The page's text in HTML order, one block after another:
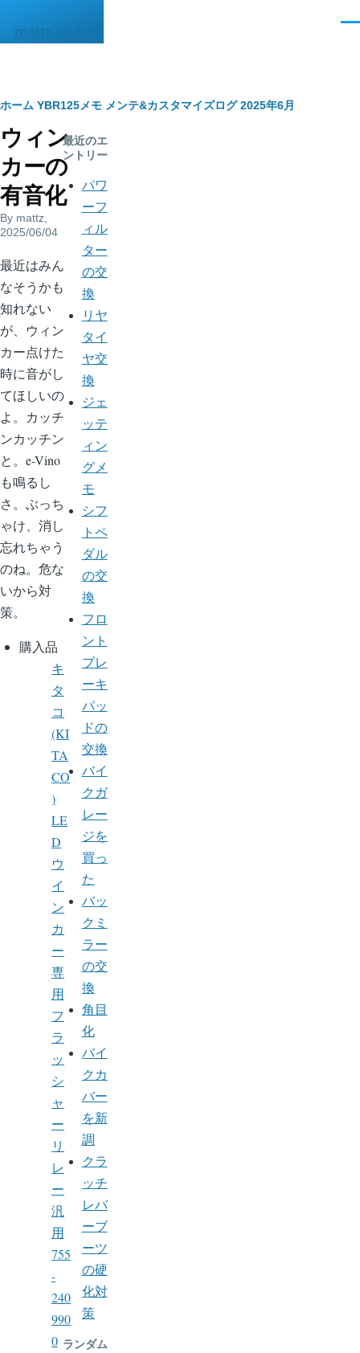
mattz.xii.jp
パ
ン
く
ず
ホーム YBR125メモ メンテ&カスタマイズログ 2025年6月
ウィン
カーの
有音化
By mattz
2025/06/04
body
最近はみん
なそうかも
知れない
が、ウィン
カー点けた
時に音がし
てほしいの
よ。カッチ
ンカッチン
と。e-Vino
も鳴るし
さ。ぶっち
ゃけ、消し
忘れちゃう
のね。危な
いから対
策。
購入品
キ
タ
コ
(KI
TA
CO
)
LE
D
ウ
イ
ン
カ
ー
専
用
フ
ラ
ッ
シ
ャ
ー
リ
レ
ー
汎
用
755
-
240
990
0
最近のエ
ントリー
パワ
ーフ
ィル
ター
の交
換
リヤ
タイ
ヤ交
換
ジェ
ッテ
ィン
グメ
モ
シフ
トペ
ダル
の交
換
フロ
ント
ブレ
ーキ
パッ
ドの
交換
バイ
クガ
レー
ジを
買っ
た
バッ
クミ
ラー
の交
換
角目
化
バイ
クカ
バー
を新
調
クラ
ッチ
レバ
ーブ
ーツ
の硬
化対
策
ランダム